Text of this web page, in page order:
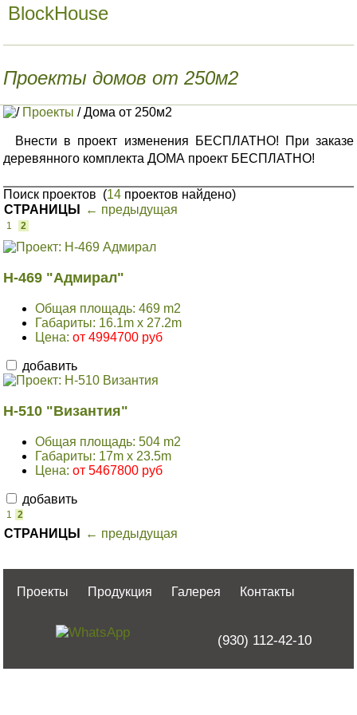
BlockHouse
Проекты домов от 250м2
/ Проекты /Дома от 250м2
Внести в проект изменения БЕСПЛАТНО! При заказе
деревянного комплекта ДОМА проект БЕСПЛАТНО!
Поиск проектов (14 проектов найдено)
СТРАНИЦЫ
← предыдущая
1 2
H-469 "Адмирал"
Общая площадь: 469 m2
Габариты: 16.1m x 27.2m
Цена:от 4994700 руб
добавить
H-510 "Византия"
Общая площадь: 504 m2
Габариты: 17m x 23.5m
Цена:от 5467800 руб
добавить
1 2
СТРАНИЦЫ ← предыдущая
Проекты Продукция Галерея Контакты
(930) 112-42-10